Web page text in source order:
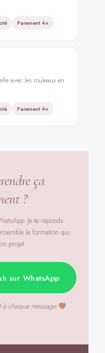
Paiement 4×
avec les rouleaux en
Paiement 4×
ça
?
Je te réponds
la formation qui
projet.
sur WhatsApp
chaque message